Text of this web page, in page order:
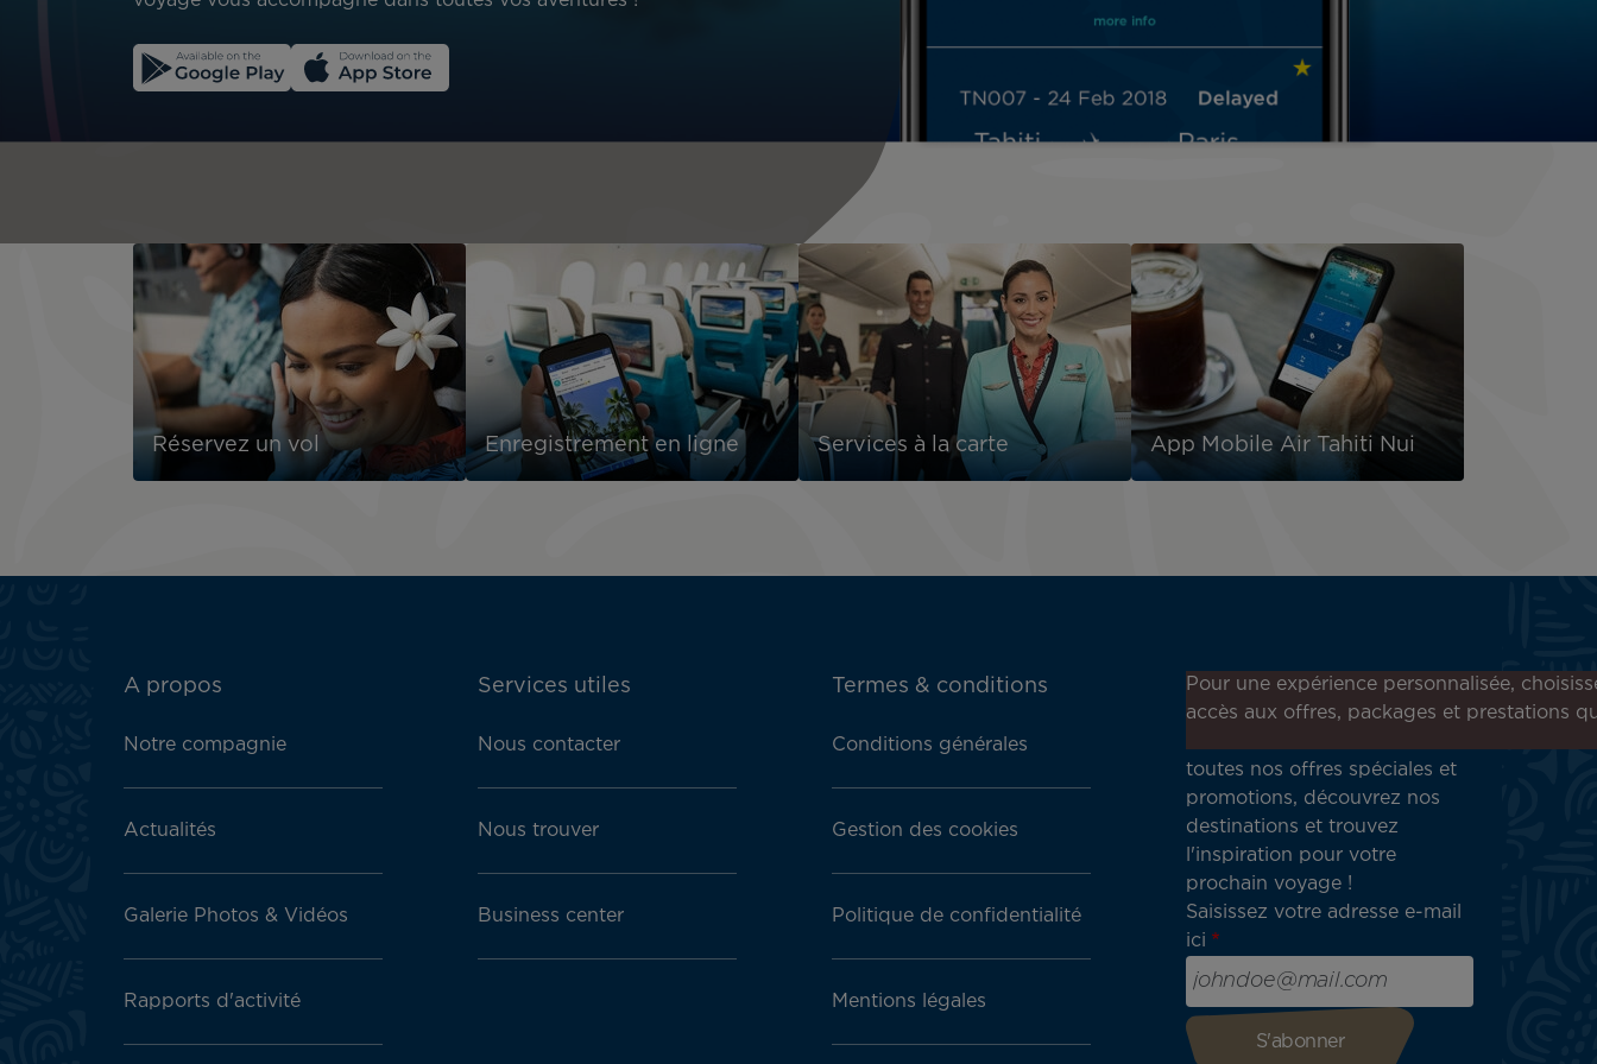
Réservez un vol Enregistrement en ligne Services à la carte App Mobile Air Tahiti Nui
ATN:
menu
A propos
Notre compagnie
Actualités
Galerie Photos & Vidéos
Rapports d'activité
Services utiles
Nous contacter
Nous trouver
Business center
Termes & conditions
Conditions générales
Gestion des cookies
Politique de confidentialité
Mentions légales
Inscrivez-vous à notre
newsletter !
toutes nos offres spéciales et
promotions, découvrez nos
destinations et trouvez
l'inspiration pour votre
prochain voyage !
Saisissez votre adresse e-mail
ici
Pour une expérience personnalisée,
accès aux offres, packages et prestations